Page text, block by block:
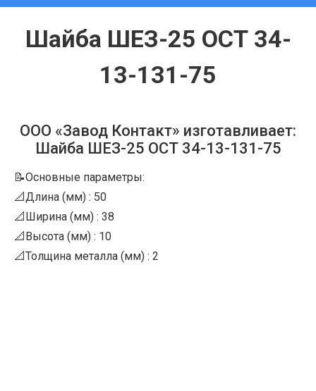
Шайба ШЕЗ-25 ОСТ 34-
13-131-75
ООО «Завод Контакт» изготавливает:
Шайба ШЕЗ-25 ОСТ 34-13-131-75
📝Основные параметры:
📐Длина (мм) : 50
📐Ширина (мм) : 38
📐Высота (мм) : 10
📐Толщина металла (мм) : 2